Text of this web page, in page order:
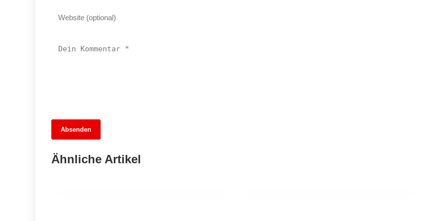
Absenden
Ähnliche Artikel
Wieder auf Kurs: Die Rückkehr der
direkten Verbindung zwischen